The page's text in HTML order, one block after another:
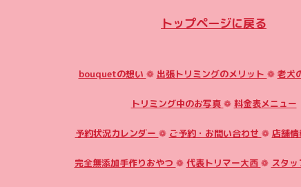
トップページに戻る
bouquetの想い ❁ 出張トリミングのメリット ❁ 老犬
トリミング中のお写真 ❁ 料金表メニュー
予約状況カレンダー ❁ ご予約・お問い合わせ ❁ 店舗
完全無添加手作りおやつ ❁ 代表トリマー大西 ❁ スタ